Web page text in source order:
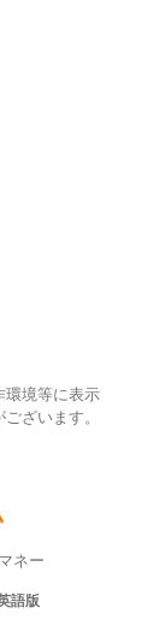
境等に表示
ざいます。
ネー
語版